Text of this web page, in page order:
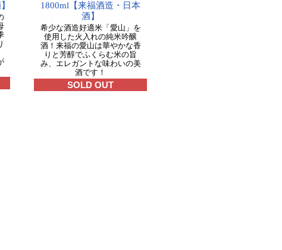
1800ml【来福酒造・日本
酒】
希少な酒造好適米「愛山」を
使用した火入れの純米吟醸
酒！来福の愛山は華やかな香
りと芳醇でふくらむ米の旨
み、エレガントな味わいの美
酒です！
SOLD OUT